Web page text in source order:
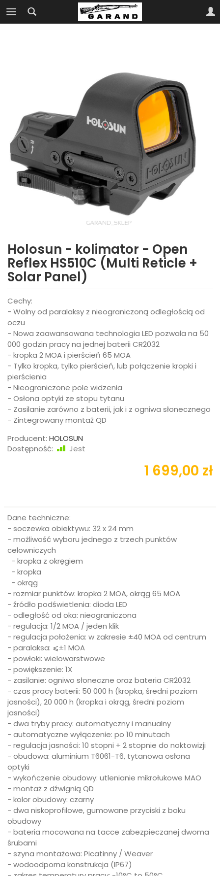
Holosun - kolimator - Open
Reflex HS510C (Multi Reticle +
Solar Panel)
Cechy:
- Wolny od paralaksy z nieograniczoną odległością od
oczu
- Nowa zaawansowana technologia LED pozwala na 50
000 godzin pracy na jednej baterii CR2032
- kropka 2 MOA i pierścień 65 MOA
- Tylko kropka, tylko pierścień, lub połączenie kropki i
pierścienia
- Nieograniczone pole widzenia
- Osłona optyki ze stopu tytanu
- Zasilanie zarówno z baterii, jak i z ogniwa słonecznego
- Zintegrowany montaż QD
Producent: HOLOSUN
Dostępność:
Jest
1 699,00 zł
Dane techniczne:
- soczewka obiektywu: 32 x 24 mm
- możliwość wyboru jednego z trzech punktów
celowniczych
- kropka z okręgiem
- kropka
- okrąg
- rozmiar punktów: kropka 2 MOA, okrąg 65 MOA
- źródło podświetlenia: dioda LED
- odległość od oka: nieograniczona
- regulacja: 1/2 MOA / jeden klik
- regulacja położenia: w zakresie ±40 MOA od centrum
- paralaksa: ⩽±1 MOA
- powłoki: wielowarstwowe
- powiększenie: 1X
- zasilanie: ogniwo słoneczne oraz bateria CR2032
- czas pracy baterii: 50 000 h (kropka, średni poziom
jasności), 20 000 h (kropka i okrąg, średni poziom
jasności)
- dwa tryby pracy: automatyczny i manualny
- automatyczne wyłączenie: po 10 minutach
- regulacja jasności: 10 stopni + 2 stopnie do noktowizji
- obudowa: aluminium T6061-T6, tytanowa osłona
optyki
- wykończenie obudowy: utlenianie mikrołukowe MAO
- montaż z dźwignią QD
- kolor obudowy: czarny
- dwa niskoprofilowe, gumowane przyciski z boku
obudowy
- bateria mocowana na tacce zabezpieczanej dwoma
śrubami
- szyna montażowa: Picatinny / Weaver
- wodoodporna konstrukcja (IP67)